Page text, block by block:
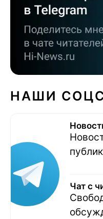
НАШИ
Чат с